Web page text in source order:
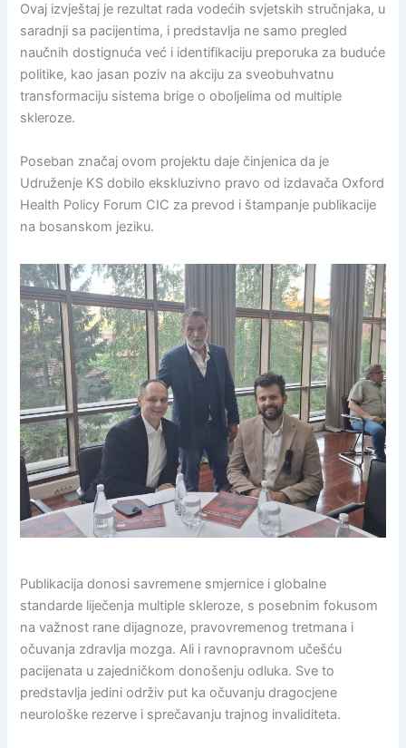
Ovaj izvještaj je rezultat rada vodećih svjetskih stručnjaka, u
saradnji sa pacijentima, i predstavlja ne samo pregled
naučnih dostignuća već i identifikaciju preporuka za buduće
politike, kao jasan poziv na akciju za sveobuhvatnu
transformaciju sistema brige o oboljelima od multiple
skleroze.
Poseban značaj ovom projektu daje činjenica da je
Udruženje KS dobilo ekskluzivno pravo od izdavača Oxford
Health Policy Forum CIC za prevod i štampanje publikacije
na bosanskom jeziku.
Publikacija donosi savremene smjernice i globalne
standarde liječenja multiple skleroze, s posebnim fokusom
na važnost rane dijagnoze, pravovremenog tretmana i
očuvanja zdravlja mozga. Ali i ravnopravnom učešću
pacijenata u zajedničkom donošenju odluka. Sve to
predstavlja jedini održiv put ka očuvanju dragocjene
neurološke rezerve i sprečavanju trajnog invaliditeta.